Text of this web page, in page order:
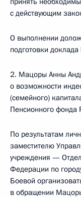
с действующим
О выполнении
подготовки
2. Мацоры Анны
о возможности
(семейного)
Пенсионного фонда
По результатам
заместителю
учреждения —
Федерации по
Боевой
в обращении